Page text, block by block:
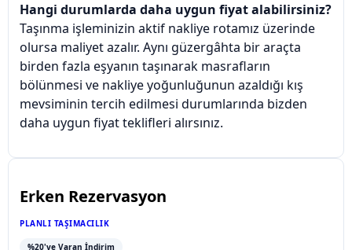
Hangi durumlarda daha uygun fiyat alabilirsiniz?
Taşınma işleminizin aktif nakliye rotamız üzerinde
olursa maliyet azalır. Aynı güzergâhta bir araçta
birden fazla eşyanın taşınarak masrafların
bölünmesi ve nakliye yoğunluğunun azaldığı kış
mevsiminin tercih edilmesi durumlarında bizden
daha uygun fiyat teklifleri alırsınız.
Erken Rezervasyon
PLANLI TAŞIMACILIK
%20'ye Varan İndirim